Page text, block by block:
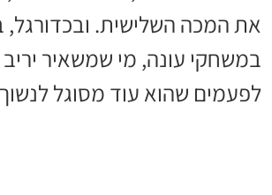
את המכה השלישית. ובכדורגל,
במשחקי עונה, מי שמשאיר
לפעמים שהוא עוד מסוגל